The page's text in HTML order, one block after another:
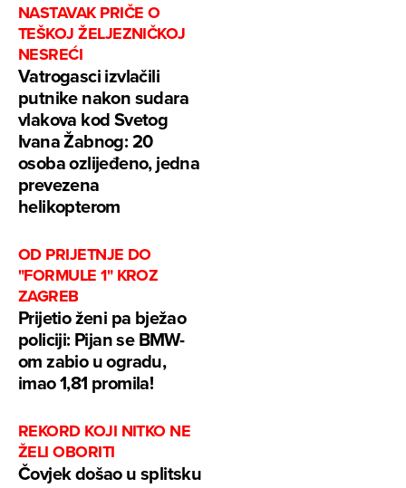
NASTAVAK PRIČE O
TEŠKOJ ŽELJEZNIČKOJ
NESREĆI
Vatrogasci izvlačili
putnike nakon sudara
vlakova kod Svetog
Ivana Žabnog: 20
osoba ozlijeđeno, jedna
prevezena
helikopterom
OD PRIJETNJE DO
"FORMULE 1" KROZ
ZAGREB
Prijetio ženi pa bježao
policiji: Pijan se BMW-
om zabio u ogradu,
imao 1,81 promila!
REKORD KOJI NITKO NE
ŽELI OBORITI
Čovjek došao u splitsku